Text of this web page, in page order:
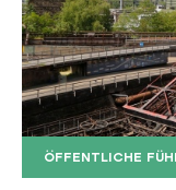
ÖFFENTLICHE
Der
Copyright: